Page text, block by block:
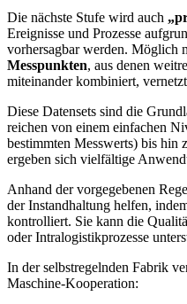
Die nächste Stufe wird auch
Ereignisse und Prozesse
vorhersagbar werden. Möglich
Messpunkten, aus denen
miteinander kombiniert,
Diese Datensets sind die
reichen von einem einfachen
bestimmten Messwerts) bis hin
ergeben sich vielfältige
Anhand der vorgegebenen
der Instandhaltung helfen,
kontrolliert. Sie kann die
oder Intralogistikprozesse
In der selbstregelnden Fabrik
Maschine-Kooperation: